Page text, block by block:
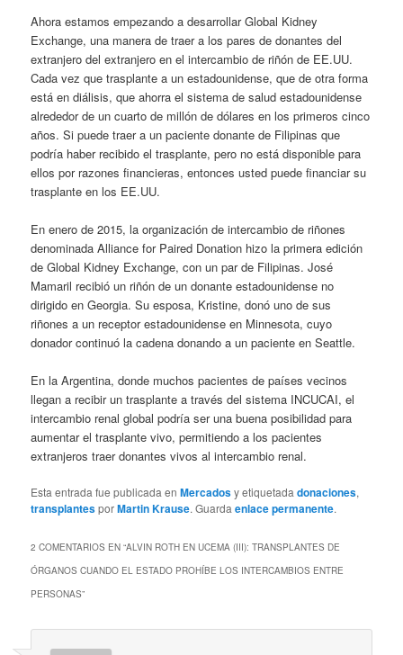
Ahora estamos empezando a desarrollar Global Kidney
Exchange, una manera de traer a los pares de donantes del
extranjero del extranjero en el intercambio de riñón de EE.UU.
Cada vez que trasplante a un estadounidense, que de otra forma
está en diálisis, que ahorra el sistema de salud estadounidense
alrededor de un cuarto de millón de dólares en los primeros cinco
años. Si puede traer a un paciente donante de Filipinas que
podría haber recibido el trasplante, pero no está disponible para
ellos por razones financieras, entonces usted puede financiar su
trasplante en los EE.UU.
En enero de 2015, la organización de intercambio de riñones
denominada Alliance for Paired Donation hizo la primera edición
de Global Kidney Exchange, con un par de Filipinas. José
Mamaril recibió un riñón de un donante estadounidense no
dirigido en Georgia. Su esposa, Kristine, donó uno de sus
riñones a un receptor estadounidense en Minnesota, cuyo
donador continuó la cadena donando a un paciente en Seattle.
En la Argentina, donde muchos pacientes de países vecinos
llegan a recibir un trasplante a través del sistema INCUCAI, el
intercambio renal global podría ser una buena posibilidad para
aumentar el trasplante vivo, permitiendo a los pacientes
extranjeros traer donantes vivos al intercambio renal.
Esta entrada fue publicada enMercadosy etiquetadadonaciones,
transplantesporMartin Krause. Guardaenlace permanente.
2 COMENTARIOS EN “ALVIN ROTH EN UCEMA (III): TRANSPLANTES DE
ÓRGANOS CUANDO EL ESTADO PROHÍBE LOS INTERCAMBIOS ENTRE
PERSONAS”